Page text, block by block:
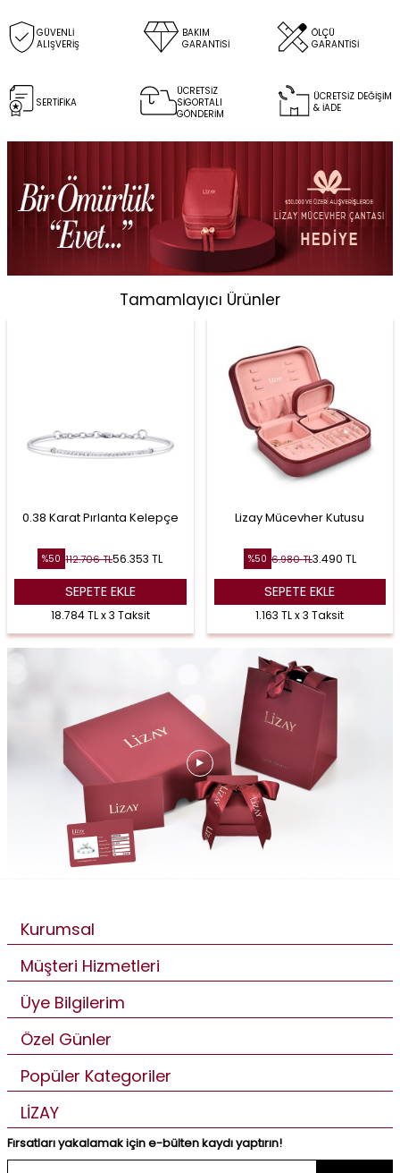
GÜVENLİ
ALIŞVERİŞ
BAKIM
GARANTİSİ
ÖLÇÜ
GARANTİSİ
SERTİFİKA
ÜCRETSİZ
SİGORTALI
GÖNDERİM
ÜCRETSİZ DEĞİŞİM
& İADE
Tamamlayıcı Ürünler
0.38 Karat Pırlanta Kelepçe
%50 112.706TL56.353 TL
SEPETE EKLE
18.784 TL x 3 Taksit
Lizay Mücevher Kutusu
%50 6.980TL3.490 TL
SEPETE EKLE
1.163 TL x 3 Taksit
Kurumsal
Müşteri Hizmetleri
Üye Bilgilerim
Özel Günler
Popüler Kategoriler
LİZAY
Fırsatları yakalamak için e-bülten kaydı yaptırın!